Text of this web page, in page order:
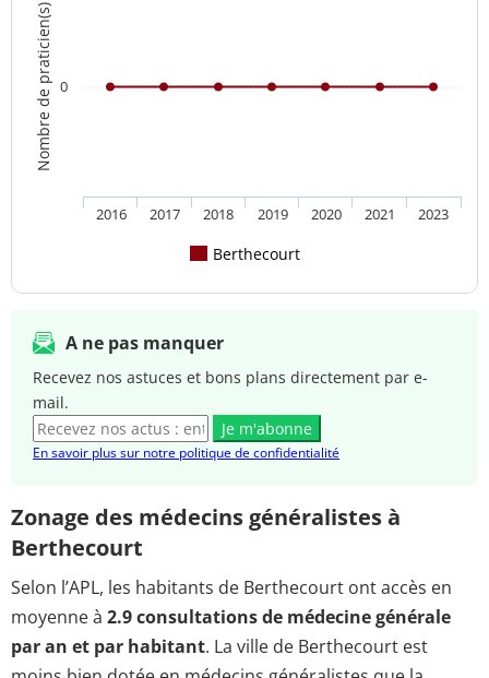
Nombre de praticien(s)
Berthecourt
2016 2017 2018 2019 2020 2021 2023
0
A ne pas manquer
Recevez nos astuces et bons plans directement par e-
mail.
Je m'abonne
En savoir plus sur notre politique de confidentialité
Zonage des médecins généralistes à
Berthecourt
Selon l’APL, les habitants de Berthecourt ont accès en
moyenne à 2.9 consultations de médecine générale
par an et par habitant. La ville de Berthecourt est